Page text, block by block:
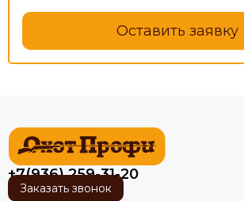
Оставить заявку
+7(936) 259-31-20
Заказать звонок